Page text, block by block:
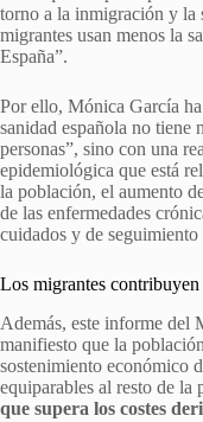
torno a la inmigración y la
migrantes usan menos la
España”.
Por ello, Mónica García
sanidad española no tiene
personas”, sino con una
epidemiológica que está
la población, el aumento
de las enfermedades
cuidados y de
Los migrantes contribuyen
Además, este informe del
manifiesto que la
sostenimiento económico
equiparables al resto de la
que supera los costes